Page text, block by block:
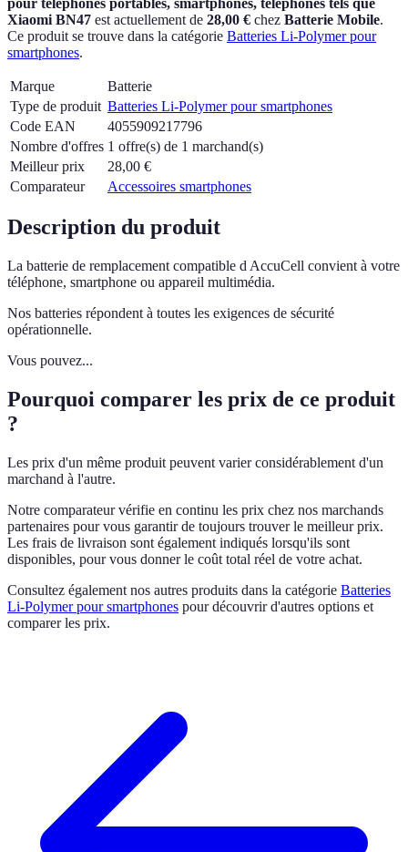
Xiaomi BN47 est actuellement de 28,00 € chez Batterie Mobile.
Ce produit se trouve dans la catégorie Batteries Li-Polymer pour
smartphones.
Marque
Batterie
Type de produit Batteries Li-Polymer pour smartphones
Code EAN
4055909217796
Nombre d'offres 1 offre(s) de 1 marchand(s)
Meilleur prix
28,00 €
Comparateur
Accessoires smartphones
Description du produit
La batterie de remplacement compatible d AccuCell convient à votre
téléphone, smartphone ou appareil multimédia.
Nos batteries répondent à toutes les exigences de sécurité
opérationnelle.
Vous pouvez...
Pourquoi comparer les prix de ce produit
?
Les prix d'un même produit peuvent varier considérablement d'un
marchand à l'autre.
Notre comparateur vérifie en continu les prix chez nos marchands
partenaires pour vous garantir de toujours trouver le meilleur prix.
Les frais de livraison sont également indiqués lorsqu'ils sont
disponibles, pour vous donner le coût total réel de votre achat.
Consultez également nos autres produits dans la catégorie Batteries
Li-Polymer pour smartphones pour découvrir d'autres options et
comparer les prix.